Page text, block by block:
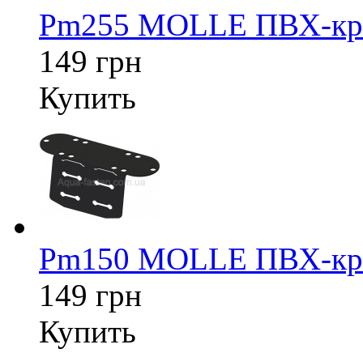
Pm255 MOLLE ПВХ-
149 грн
Купить
Pm150 MOLLE ПВХ-
149 грн
Купить